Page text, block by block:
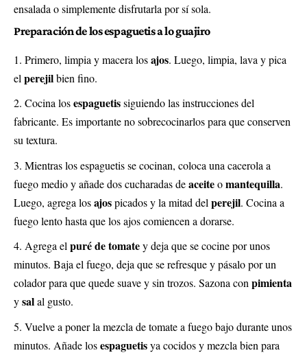
ensalada o simplemente disfrutarla por sí sola.
Preparación de los espaguetis a lo guajiro
Primero, limpia y macera losajos. Luego, limpia, lava y pica
el perejilbien fino.
Cocina losespaguetissiguiendo las instrucciones del
fabricante. Es importante no sobrecocinarlos para que conserven
su textura.
Mientras los espaguetis se cocinan, coloca una cacerola a
fuego medio y añade dos cucharadas deaceiteomantequilla.
Luego, agrega losajospicados y la mitad del perejil. Cocina a
fuego lento hasta que los ajos comiencen a dorarse.
Agrega el puré de tomatey deja que se cocine por unos
minutos. Baja el fuego, deja que se refresque y pásalo por un
colador para que quede suave y sin trozos. Sazona con pimienta
ysalal gusto.
Vuelve a poner la mezcla de tomate a fuego bajo durante unos
minutos. Añade losespaguetisya cocidos y mezcla bien para